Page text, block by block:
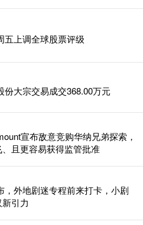
五上调全球股票评级
份大宗交易成交368.00万元
宣布敌意竞购华纳兄弟探索，
且更容易获得监管批准
，外地剧迷专程前来打卡，小剧
引力